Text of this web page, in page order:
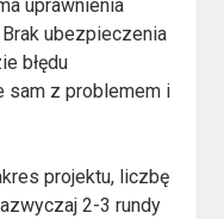
uprawnienia
ubezpieczenia
błędu
sam z problemem i
projektu, liczbę
2-3 rundy